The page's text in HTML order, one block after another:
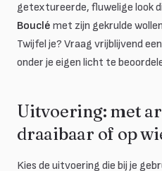
getextureerde, fluwelige look
Bouclé met zijn gekrulde
Twijfel je? Vraag vrijblijvend
onder je eigen licht te
Uitvoering: met
draaibaar of op
Kies de uitvoering die bij je